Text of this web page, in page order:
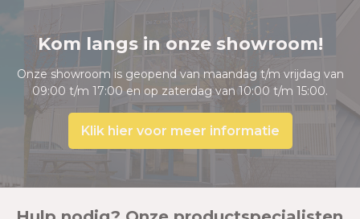
Kom langs in onze showroom!
Onze showroom is geopend van maandag t/m vrijdag van
09:00 t/m 17:00 en op zaterdag van 10:00 t/m 15:00.
Klik hier voor meer informatie